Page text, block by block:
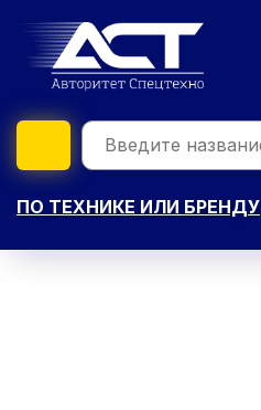
ПО ТЕХНИКЕ ИЛИ БРЕНДУ